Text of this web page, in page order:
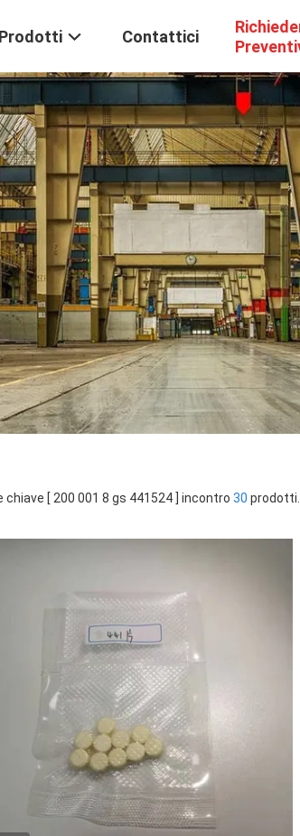
Contattici
chiave [ 200 001 8 gs 441524 ] incontro 30 prodotti.